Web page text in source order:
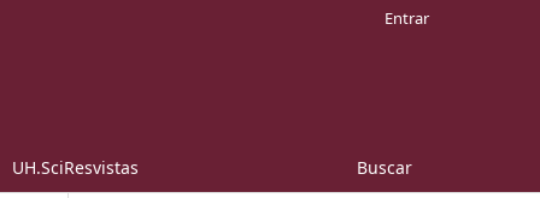
UH.SciResvistas Buscar
Entrar